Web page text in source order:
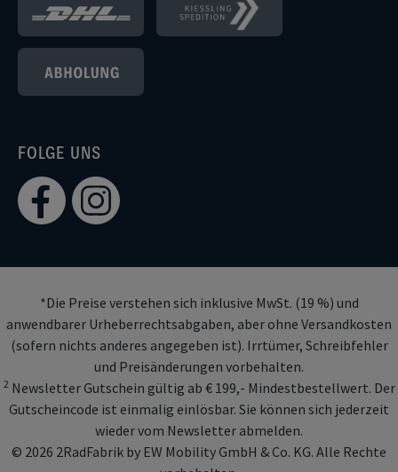
FOLGE UNS
*Die Preise verstehen sich inklusive MwSt. (19 %) und
anwendbarer Urheberrechtsabgaben, aber ohne Versandkosten
(sofern nichts anderes angegeben ist). Irrtümer, Schreibfehler
und Preisänderungen vorbehalten.
2Newsletter Gutschein gültig ab € 199,- Mindestbestellwert. Der
Gutscheincode ist einmalig einlösbar. Sie können sich jederzeit
wieder vom Newsletter abmelden.
© 2026 2RadFabrik by EW Mobility GmbH & Co. KG. Alle Rechte